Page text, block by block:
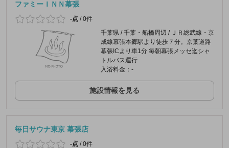
ファミーＩＮＮ幕張
-点 /0件
千葉県 / 千葉・船橋周辺 / ＪＲ総武線・京
成線幕張本郷駅より徒歩７分。京葉道路
幕張ICより車1分 毎朝幕張メッセ迄シャ
トルバス運行
入浴料金：-
施設情報を見る
毎日サウナ東京 幕張店
-点 /0件